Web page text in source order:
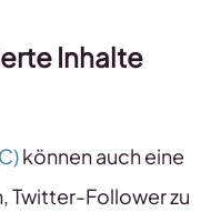
Inhalte
können auch eine
Twitter-Follower zu